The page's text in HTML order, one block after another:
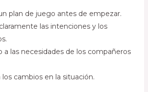
plan de juego antes de empezar.
las intenciones y los
a las necesidades de los compañeros
los cambios en la situación.